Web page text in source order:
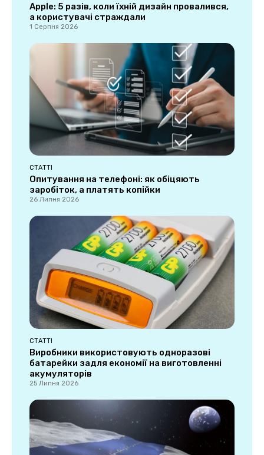
Apple: 5 разів, коли їхній дизайн провалився,
а користувачі страждали
1 Серпня 2026
СТАТТІ
Опитування на телефоні: як обіцяють
заробіток, а платять копійки
26 Липня 2026
СТАТТІ
Виробники використовують одноразові
батарейки задля економії на виготовленні
акумуляторів
25 Липня 2026